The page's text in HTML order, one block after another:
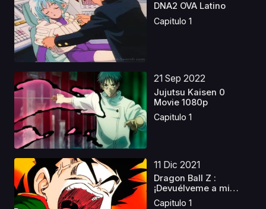
DNA2 OVA Latino
Capitulo 1
21 Sep 2022
Jujutsu Kaisen 0
Movie 1080p
Capitulo 1
11 Dic 2021
Dragon Ball Z :
¡Devuélveme a mi
Gohan...
Capitulo 1